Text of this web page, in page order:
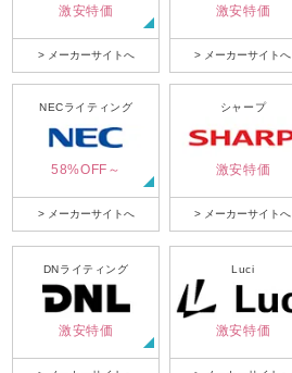
激安特価
> メーカーサイトへ
激安特価
> メーカーサイトへ
NECライティング
58%OFF～
> メーカーサイトへ
シャープ
激安特価
> メーカーサイトへ
DNライティング
激安特価
Luci
激安特価